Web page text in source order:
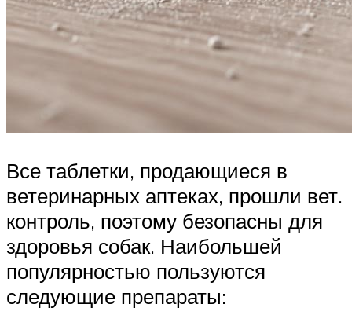
Все таблетки, продающиеся в
ветеринарных аптеках, прошли вет.
контроль, поэтому безопасны для
здоровья собак. Наибольшей
популярностью пользуются
следующие препараты: